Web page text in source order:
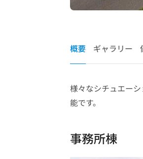
概要 ギャラリー
様々なシチュエー
能です。
事務所棟